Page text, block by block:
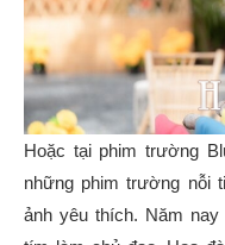
Hoặc tại phim trường
những phim trường nỗi
ảnh yêu thích. Năm